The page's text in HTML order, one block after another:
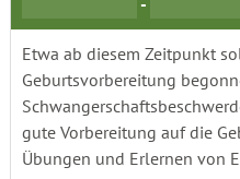
Etwa ab diesem Zeitpunkt
Geburtsvorbereitung
gute Vorbereitung auf die
Übungen und Erlernen von